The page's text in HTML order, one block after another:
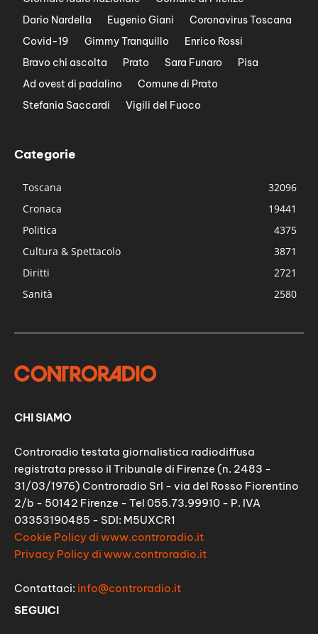
Dario Nardella
Eugenio Giani
Coronavirus Toscana
Covid-19
Gimmy Tranquillo
Enrico Rossi
Bravo chi ascolta
Prato Sara Funaro
Pisa
Ad ovest di padalino
Comune di Prato
Stefania Saccardi
Vigili del Fuoco
Categorie
Toscana
32096
Cronaca
19441
Politica
4375
Cultura & Spettacolo
3871
Diritti
2721
Sanità
2580
CHI SIAMO
Controradio testata giornalistica radiodiffusa
registrata presso il Tribunale di Firenze (n. 2483 -
31/03/1976) Controradio Srl - via del Rosso Fiorentino
2/b - 50142 Firenze - Tel 055.73.99910 - P. IVA
03353190485 - SDI: M5UXCR1
Cookie Policy di www.controradio.it
Privacy Policy di www.controradio.it
Contattaci: info@controradio.it
SEGUICI